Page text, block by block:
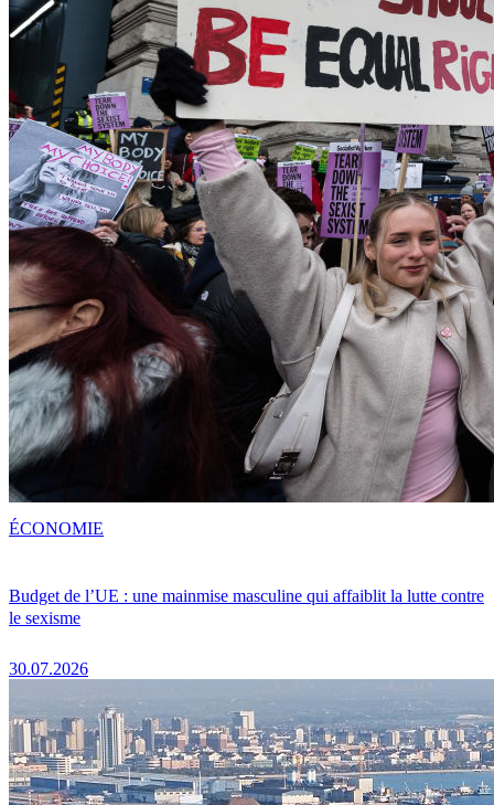
Budget de l’UE : une mainmise masculine qui affaiblit la lutte contre
le sexisme
30.07.2026
ÉCONOMIE